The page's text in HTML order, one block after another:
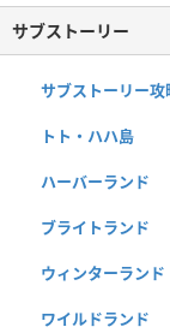
サブストーリー
サブストーリー攻
トト・ハハ島
ハーバーランド
ブライトランド
ウィンターランド
ワイルドランド